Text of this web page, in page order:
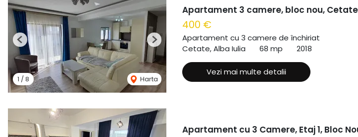
1 /8 Harta
Previous Next
Apartament 3 camere, bloc nou, Cetate
400 €
Apartament cu 3 camere de închiriat
Cetate, Alba Iulia
68 mp 2018
Vezi mai multe detalii
Apartament cu 3 Camere, Etaj 1, Bloc